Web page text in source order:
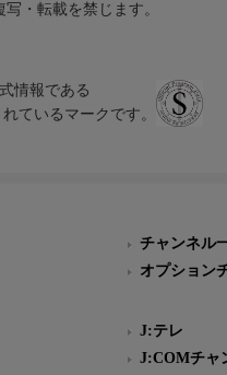
・転載を禁じます。
情報である
ているマークです。
チャンネル
オプション
J:テレ
J:COMチャ